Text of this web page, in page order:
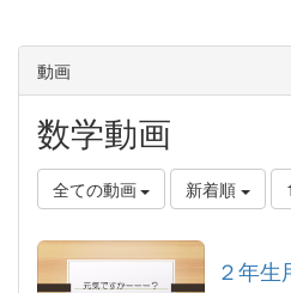
動画
数学動画
全ての動画 新着順
２年生